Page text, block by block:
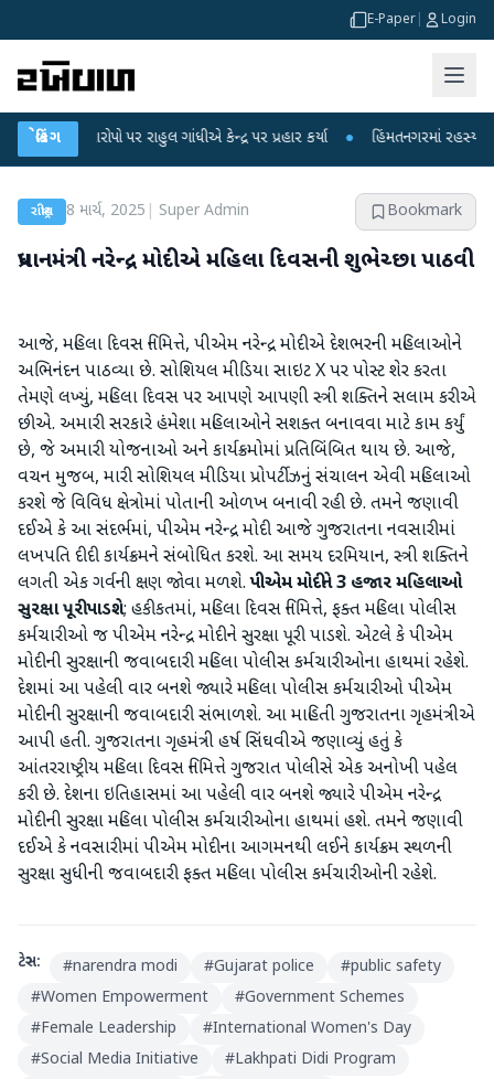
E-Paper Login
બ્રેકિંગ
આરોપો પર રાહુલ ગાંધીએ કેન્દ્ર પર પ્રહાર કર્યા ● હિંમતનગરમાં રહસ્યમય
રાષ્ટ્રીય 8 માર્ચ, 2025 Super Admin Bookmark
પ્રધાનમંત્રી નરેન્દ્ર મોદીએ મહિલા દિવસની શુભેચ્છા પાઠવી
આજે, મહિલા દિવસ નિમિત્તે, પીએમ નરેન્દ્ર મોદીએ દેશભરની મહિલાઓને
અભિનંદન પાઠવ્યા છે. સોશિયલ મીડિયા સાઇટ X પર પોસ્ટ શેર કરતા
તેમણે લખ્યું, મહિલા દિવસ પર આપણે આપણી સ્ત્રી શક્તિને સલામ કરીએ
છીએ. અમારી સરકારે હંમેશા મહિલાઓને સશક્ત બનાવવા માટે કામ કર્યું
છે, જે અમારી યોજનાઓ અને કાર્યક્રમોમાં પ્રતિબિંબિત થાય છે. આજે,
વચન મુજબ, મારી સોશિયલ મીડિયા પ્રોપર્ટીઝનું સંચાલન એવી મહિલાઓ
કરશે જે વિવિધ ક્ષેત્રોમાં પોતાની ઓળખ બનાવી રહી છે. તમને જણાવી
દઈએ કે આ સંદર્ભમાં, પીએમ નરેન્દ્ર મોદી આજે ગુજરાતના નવસારીમાં
લખપતિ દીદી કાર્યક્રમને સંબોધિત કરશે. આ સમય દરમિયાન, સ્ત્રી શક્તિને
લગતી એક ગર્વની ક્ષણ જોવા મળશે.પીએમમોદીને3 હજારમહિલાઓ
સુરક્ષાપૂરીપાડશે; હકીકતમાં, મહિલા દિવસ નિમિત્તે, ફક્ત મહિલા પોલીસ
કર્મચારીઓ જ પીએમ નરેન્દ્ર મોદીને સુરક્ષા પૂરી પાડશે. એટલે કે પીએમ
મોદીની સુરક્ષાની જવાબદારી મહિલા પોલીસ કર્મચારીઓના હાથમાં રહેશે.
દેશમાં આ પહેલી વાર બનશે જ્યારે મહિલા પોલીસ કર્મચારીઓ પીએમ
મોદીની સુરક્ષાની જવાબદારી સંભાળશે. આ માહિતી ગુજરાતના ગૃહમંત્રીએ
આપી હતી. ગુજરાતના ગૃહમંત્રી હર્ષ સિંઘવીએ જણાવ્યું હતું કે
આંતરરાષ્ટ્રીય મહિલા દિવસ નિમિત્તે ગુજરાત પોલીસે એક અનોખી પહેલ
કરી છે. દેશના ઇતિહાસમાં આ પહેલી વાર બનશે જ્યારે પીએમ નરેન્દ્ર
મોદીની સુરક્ષા મહિલા પોલીસ કર્મચારીઓના હાથમાં હશે. તમને જણાવી
દઈએ કે નવસારીમાં પીએમ મોદીના આગમનથી લઈને કાર્યક્રમ સ્થળની
સુરક્ષા સુધીની જવાબદારી ફક્ત મહિલા પોલીસ કર્મચારીઓની રહેશે.
ટેગ્સ: #narendra modi #Gujarat police #public safety
#Women Empowerment #Government Schemes
#Female Leadership #International Women's Day
#Social Media Initiative #Lakhpati Didi Program